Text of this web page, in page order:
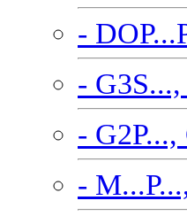
-
-
- G2P...,
-